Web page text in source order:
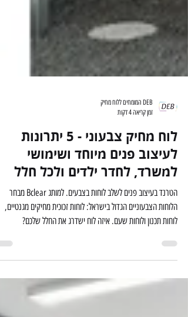
זמן קריאה 4 דקות
לוח מחיק צבעוני - 5 יתרונות
לעיצוב פנים מיוחד ושימושי
למשרד, לחדר ילדים ולכל חלל
הטרנד בעיצוב פנים לשלב לוחות בצבעים. למותג Bclear מבחר
הלוחות הצבעוניים הגדול בישראל: לוחות זכוכית מחיקים מגנטיים,
לוחות תכנון ולוחות שעם. איזה לוח ישדרג את החלל שלכם?